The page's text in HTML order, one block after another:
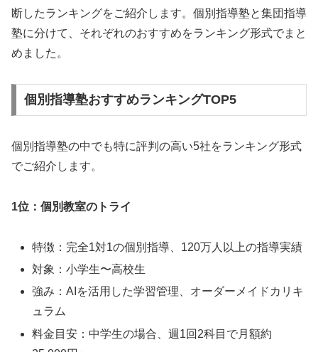
断したランキングをご紹介します。個別指導塾と集団指導
塾に分けて、それぞれのおすすめをランキング形式でまと
めました。
個別指導塾おすすめランキングTOP5
個別指導塾の中でも特に評判の高い5社をランキング形式
でご紹介します。
1位：個別教室のトライ
特徴：完全1対1の個別指導、120万人以上の指導実績
対象：小学生〜高校生
強み：AIを活用した学習管理、オーダーメイドカリキ
ュラム
料金目安：中学生の場合、週1回2科目で月額約